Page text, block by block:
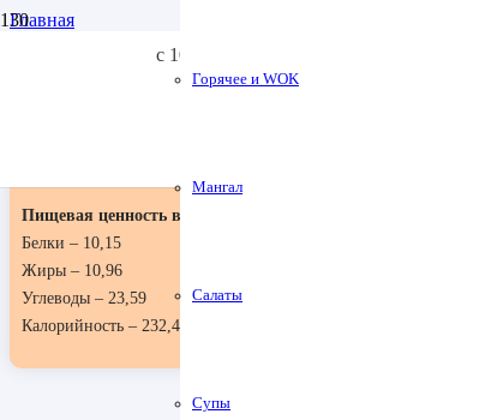
с 10:30 до 23:00
Заказать столик
Горячее и WOK
Мангал
Салаты
Супы
Главная
Пищевая ценность в 100гр:
Белки – 10,15
Жиры – 10,96
Углеводы – 23,59
Калорийность – 232,43